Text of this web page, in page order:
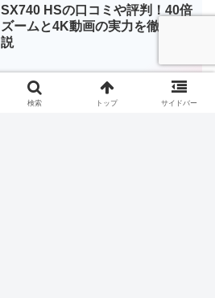
SX740 HSの口コミや評判！40倍
ズームと4K動画の実力を徹底解
説
検索 トップ サイドバー